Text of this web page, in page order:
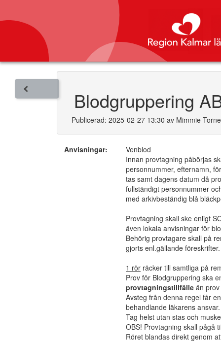
Blodgruppering
Publicerad: 2025-02-27 13:30 av Mimmie
Anvisningar:
Venblod
Innan provtagning påbörjas
personnummer, efternamn,
tas samt dagens datum då
fullständigt personnummer
med arkivbeständig blå
Provtagning skall ske enligt
även lokala anvisningar för
Behörig provtagare skall på
gjorts enl.gällande föreskrifter.
1 rör räcker till samtliga på
Prov för Blodgruppering ska
provtagningstillfälle än
Avsteg från denna regel får
behandlande läkarens ansvar.
Tag helst utan stas och
OBS! Provtagning skall pågå
Röret blandas direkt genom